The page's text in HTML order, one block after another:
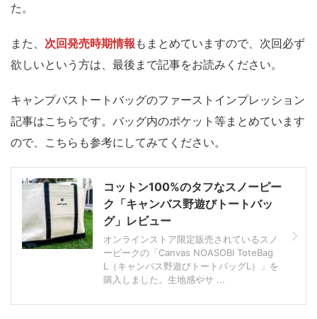
た。
また、 次回発売時期情報 もまとめていますので、次回必ず
欲しいという方は、最後まで記事をお読みください。
キャンプバストートバッグのファーストインプレッション
記事はこちらです。バッグ内のポケット等まとめています
ので、こちらも参考にしてみてください。
コットン100%のタフなスノーピー
ク「キャンバス野遊びトートバッ
グ」レビュー
オンラインストア限定販売されているスノ
ーピークの「Canvas NOASOBI ToteBag
L（キャンバス野遊びトートバッグL）」を
購入しました。生地感やサ ...